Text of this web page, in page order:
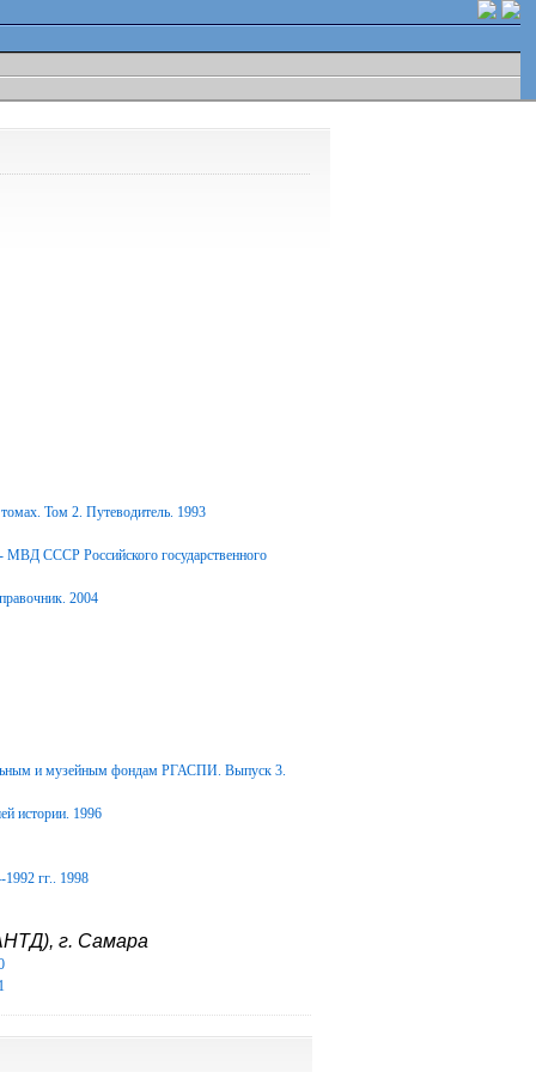
Том 2. Путеводитель. 1993
МВД СССР Российского государственного
2004
и музейным фондам РГАСПИ. Выпуск 3.
истории. 1996
гг.. 1998
г. Самара